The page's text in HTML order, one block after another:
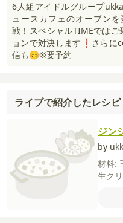
6人組アイドルグループ
ュースカフェのオープン
戦！スペシャルTIMEでは
ョンで対決します❗️さらに
信も😊※要予約
ライブで紹介したレシピ
ジン
by
材料:
生ク